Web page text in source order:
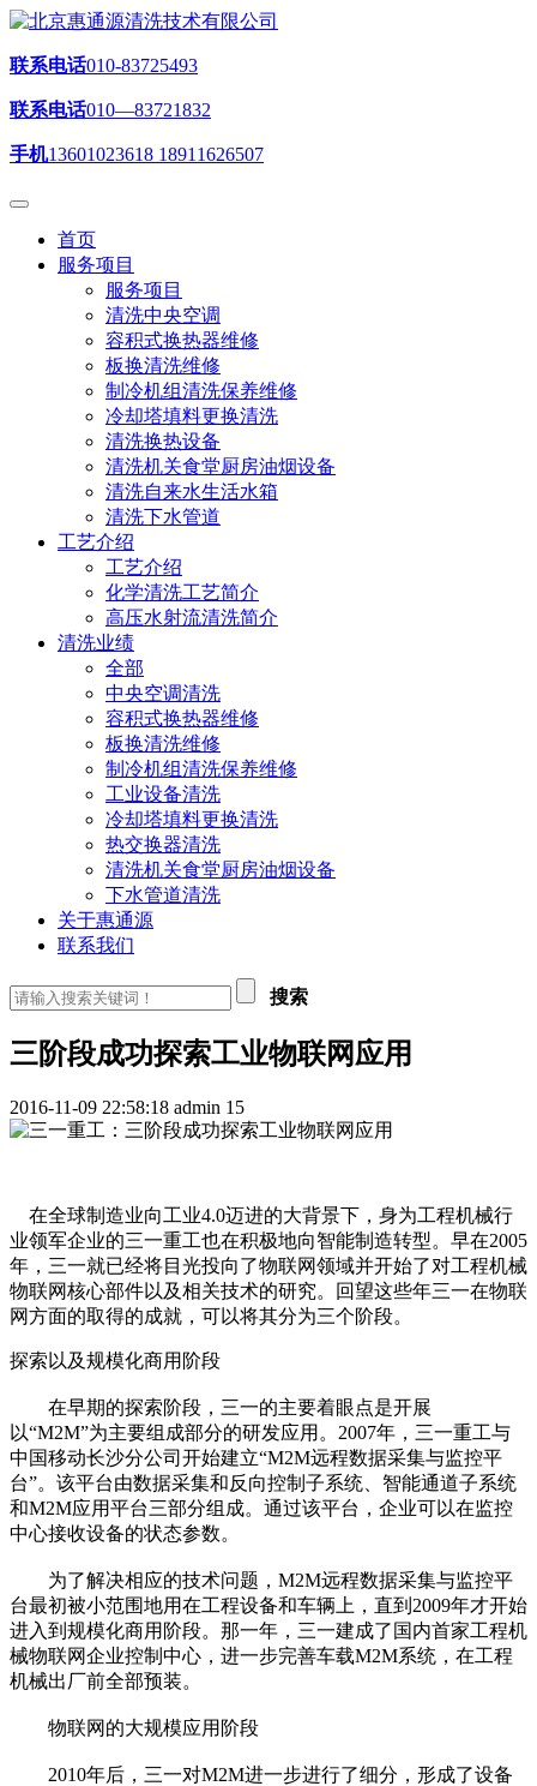
联系电话010-83725493
联系电话010—83721832
手机13601023618 18911626507
首页
服务项目
服务项目
清洗中央空调
容积式换热器维修
板换清洗维修
制冷机组清洗保养维修
冷却塔填料更换清洗
清洗换热设备
清洗机关食堂厨房油烟设备
清洗自来水生活水箱
清洗下水管道
工艺介绍
工艺介绍
化学清洗工艺简介
高压水射流清洗简介
清洗业绩
全部
中央空调清洗
容积式换热器维修
板换清洗维修
制冷机组清洗保养维修
工业设备清洗
冷却塔填料更换清洗
热交换器清洗
清洗机关食堂厨房油烟设备
下水管道清洗
关于惠通源
联系我们
搜索
三阶段成功探索工业物联网应用
2016-11-09 22:58:18 admin 15
在全球制造业向工业4.0迈进的大背景下，身为工程机械行
业领军企业的三一重工也在积极地向智能制造转型。早在2005
年，三一就已经将目光投向了物联网领域并开始了对工程机械
物联网核心部件以及相关技术的研究。回望这些年三一在物联
网方面的取得的成就，可以将其分为三个阶段。
探索以及规模化商用阶段
在早期的探索阶段，三一的主要着眼点是开展
以“M2M”为主要组成部分的研发应用。2007年，三一重工与
中国移动长沙分公司开始建立“M2M远程数据采集与监控平
台”。该平台由数据采集和反向控制子系统、智能通道子系统
和M2M应用平台三部分组成。通过该平台，企业可以在监控
中心接收设备的状态参数。
为了解决相应的技术问题，M2M远程数据采集与监控平
台最初被小范围地用在工程设备和车辆上，直到2009年才开始
进入到规模化商用阶段。那一年，三一建成了国内首家工程机
械物联网企业控制中心，进一步完善车载M2M系统，在工程
机械出厂前全部预装。
物联网的大规模应用阶段
2010年后，三一对M2M进一步进行了细分，形成了设备